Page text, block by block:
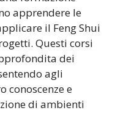
apprendere le
il Feng Shui
Questi corsi
dei
agli
conoscenze e
di ambienti